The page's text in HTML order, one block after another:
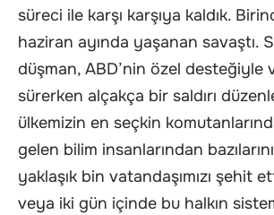
süreci ile karşı karşıya kaldık.
haziran ayında yaşanan savaştı.
düşman, ABD’nin özel desteğiyle
sürerken alçakça bir saldırı
ülkemizin en seçkin
gelen bilim insanlarından
yaklaşık bin vatandaşımızı şehit
veya iki gün içinde bu halkın